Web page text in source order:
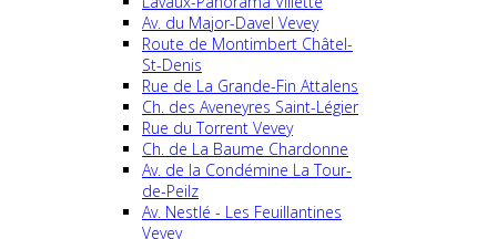
Av. du Major-Davel Vevey
Route de Montimbert Châtel-
St-Denis
Rue de La Grande-Fin Attalens
Ch. des Aveneyres Saint-Légier
Rue du Torrent Vevey
Ch. de La Baume Chardonne
Av. de la Condémine La Tour-
de-Peilz
Av. Nestlé - Les Feuillantines
Vevey